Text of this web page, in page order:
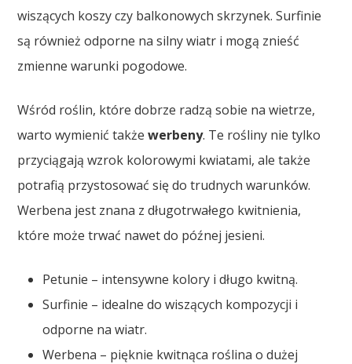
wiszących koszy czy balkonowych skrzynek. Surfinie
są również odporne na silny wiatr i mogą znieść
zmienne warunki pogodowe.
Wśród roślin, które dobrze radzą sobie na wietrze,
warto wymienić takżewerbeny. Te rośliny nie tylko
przyciągają wzrok kolorowymi kwiatami, ale także
potrafią przystosować się do trudnych warunków.
Werbena jest znana z długotrwałego kwitnienia,
które może trwać nawet do późnej jesieni.
Petunie – intensywne kolory i długo kwitną.
Surfinie – idealne do wiszących kompozycji i
odporne na wiatr.
Werbena – pięknie kwitnąca roślina o dużej